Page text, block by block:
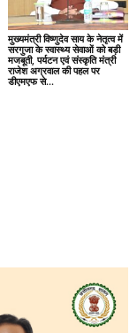
मुख्यमंत्री विष्णुदेव साय के नेतृत्व में
सरगुजा के स्वास्थ्य सेवाओं को बड़ी
मजबूती, पर्यटन एवं संस्कृति मंत्री
राजेश अग्रवाल की पहल पर
डीएमएफ से...